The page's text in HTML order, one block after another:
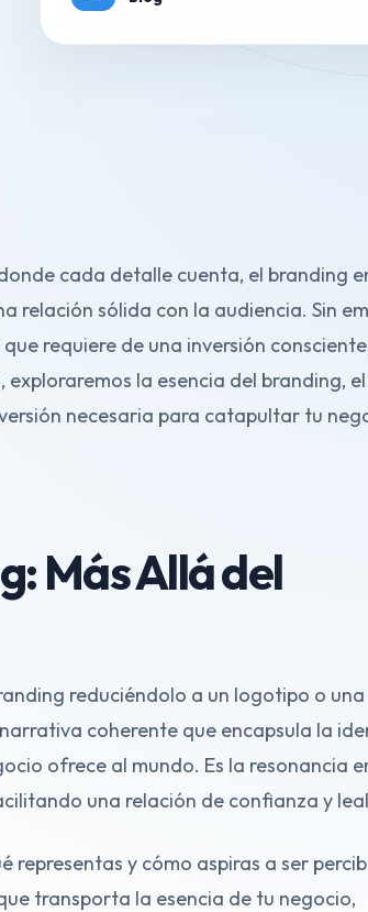
cada detalle cuenta, el branding
relación sólida con la audiencia. Sin
requiere de una inversión
la esencia del branding,
necesaria para catapultar tu
Más Allá del
reduciéndolo a un logotipo o
coherente que encapsula la
ofrece al mundo. Es la resonancia
una relación de confianza y
representas y cómo aspiras a ser
transporta la esencia de tu negocio,